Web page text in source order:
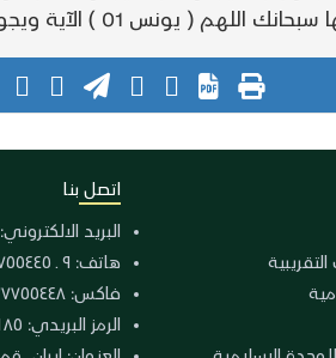
( يونس 01 ) الآية ويجوز
اتصل بنا
البريد الالكتروني:
هاتف: ٩ ـ ٩٨٢٥٣٧٧٥٥٤٤٥ +
فاكس: ٩٨٢٥٣٧٧٥٥٤٤٨ +
الرمز البريدي: ٣٧١٨٥ / ٣٨٧٣